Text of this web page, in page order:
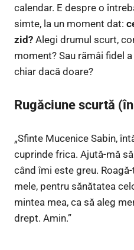
calendar. E despre o
simte, la un moment dat:
zid? Alegi drumul scurt,
moment? Sau rămâi fidel
chiar dacă doare?
Rugăciune scurtă
„Sfinte Mucenice Sabin,
cuprinde frica. Ajută-mă
când îmi este greu.
mele, pentru sănătatea
mintea mea, ca să aleg
drept. Amin.”